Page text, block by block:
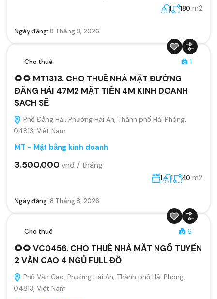
1 180 m2
Ngày đăng: 8 Tháng 8, 2026
Cho thuê 1
🌻🌻 MT1313. CHO THUÊ NHÀ MẶT ĐƯỜNG
ĐẰNG HẢI 47M2 MẶT TIỀN 4M KINH DOANH
SACH SẼ
Phố Đằng Hải, Phường Hải An, Thành phố Hải Phòng,
04813, Việt Nam
MT - Mặt bằng kinh doanh
3.500.000 vnđ / tháng
1 1 40 m2
Ngày đăng: 8 Tháng 8, 2026
Cho thuê 6
🌻🌻 VC0456. CHO THUÊ NHÀ MẶT NGÕ TUYẾN
2 VĂN CAO 4 NGỦ FULL ĐỒ
Phố Văn Cao, Phường Hải An, Thành phố Hải Phòng,
04813, Việt Nam